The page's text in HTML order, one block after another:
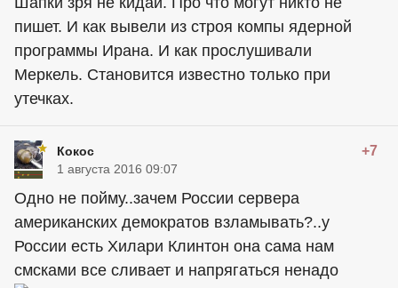
пишет. И как вывели из строя компы ядерной
программы Ирана. И как прослушивали
Меркель. Становится известно только при
утечках.
Кокос +7
1 августа 2016 09:07
Одно не пойму..зачем России сервера
американских демократов взламывать?..у
России есть Хилари Клинтон она сама нам
смсками все сливает и напрягаться ненадо